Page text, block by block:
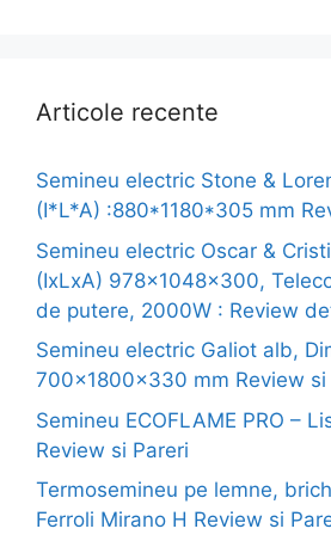
Articole recente
Semineu electric Stone &
(I*L*A) :880*1180*305 mm
Semineu electric Oscar &
(IxLxA) 978x1048x300,
de putere, 2000W : Review
Semineu electric Galiot alb,
700x1800x330 mm Review si
Semineu ECOFLAME PRO –
Review si Pareri
Termosemineu pe lemne,
Ferroli Mirano H Review si